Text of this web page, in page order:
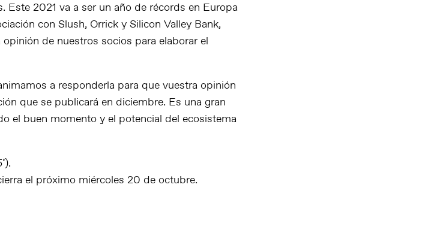
Este 2021 va a ser un año de récords en Europa
con Slush, Orrick y Silicon Valley Bank,
de nuestros socios para elaborar el
a responderla para que vuestra opinión
que se publicará en diciembre. Es una gran
el buen momento y el potencial del ecosistema
el próximo miércoles 20 de octubre.